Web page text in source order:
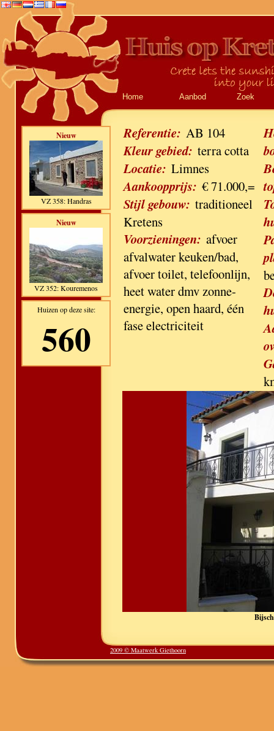
Home Aanbod Zoek
Nieuw
VZ 358: Handras
Nieuw
VZ 352: Kouremenos
Huizen op deze site:
560
Referentie: AB 104
Kleur gebied: terra cotta
Locatie: Limnes
Aankoopprijs: € 71.000,=
Stijl gebouw: traditioneel
Kretens
Voorzieningen: afvoer
afvalwater keuken/bad,
afvoer toilet, telefoonlijn,
heet water dmv zonne-
energie, open haard, één
fase electriciteit
2009 © Maatwerk Giethoorn